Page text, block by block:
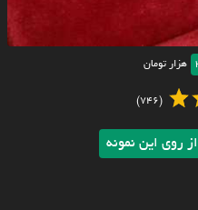
هزار تومان
(746)
روی این نمونه